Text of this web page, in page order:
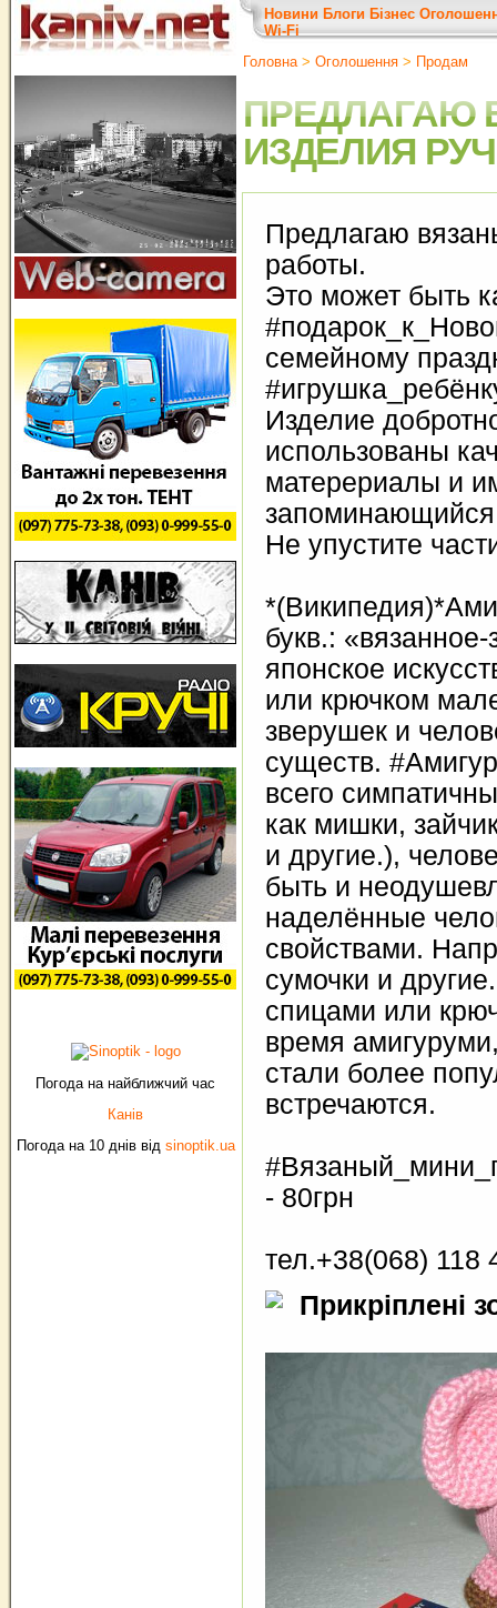
Погода на найближчий час
Канів
Погода на 10 днів від sinoptik.ua
Новини Блоги Бізнес
Wi-Fi
Головна> Оголошення > Продам
ПРЕДЛАГАЮ
ИЗДЕЛИЯ
Предлагаю
работы.
Это может быть
семейному
Изделие
использованы
матерериалы и
запоминающийся
Не упустите
букв.:
японское
или крючком
зверушек и
существ.
всего
как мишки,
и другие.),
быть и
наделённые
свойствами.
сумочки и
спицами или
время
стали более
встречаются.
- 80грн
тел.+38(068) 118
Прикріплені